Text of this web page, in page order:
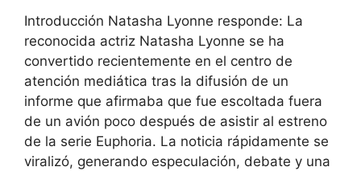
Introducción Natasha Lyonne responde: La
reconocida actriz Natasha Lyonne se ha
convertido recientemente en el centro de
atención mediática tras la difusión de un
informe que afirmaba que fue escoltada fuera
de un avión poco después de asistir al estreno
de la serie Euphoria. La noticia rápidamente se
viralizó, generando especulación, debate y una